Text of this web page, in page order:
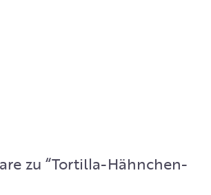
zu “Tortilla-Hähnchen-